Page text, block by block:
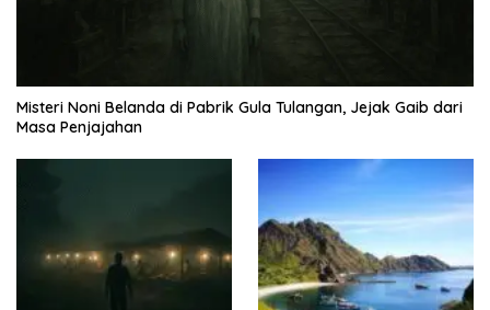
Misteri Noni Belanda di Pabrik Gula Tulangan, Jejak Gaib dari
Masa Penjajahan